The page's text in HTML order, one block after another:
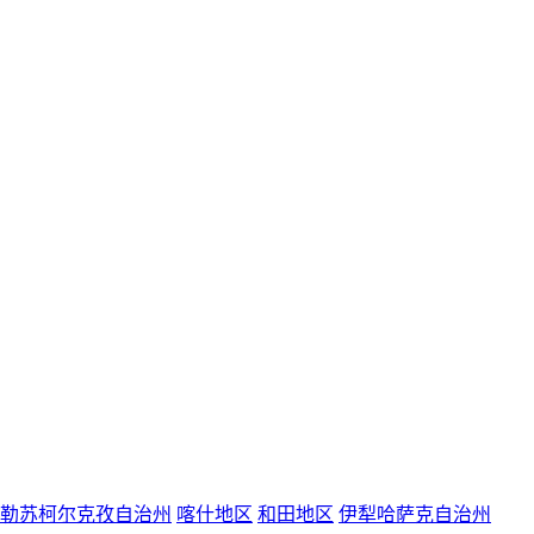
苏柯尔克孜自治州 喀什地区 和田地区 伊犁哈萨克自治州